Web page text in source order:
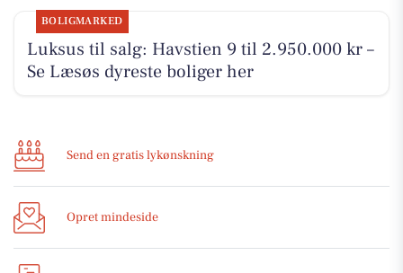
BOLIGMARKED
Luksus til salg: Havstien 9 til 2.950.000 kr –
Se Læsøs dyreste boliger her
Send en gratis lykønskning
Opret mindeside